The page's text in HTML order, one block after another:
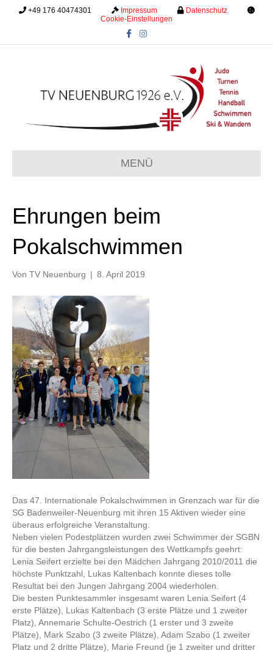
+49 176 40474301 Impressum Datenschutz
Cookie-Einstellungen
c
k
s
a
m
MENÜ
Ehrungen beim
Pokalschwimmen
Von TV Neuenburg | 8. April 2019
Das 47. Internationale Pokalschwimmen in Grenzach war für die
SG Badenweiler-Neuenburg mit ihren 15 Aktiven wieder eine
überaus erfolgreiche Veranstaltung.
Neben vielen Podestplätzen wurden zwei Schwimmer der SGBN
für die besten Jahrgangsleistungen des Wettkampfs geehrt:
Lenia Seifert erzielte bei den Mädchen Jahrgang 2010/2011 die
höchste Punktzahl, Lukas Kaltenbach konnte dieses tolle
Resultat bei den Jungen Jahrgang 2004 wiederholen.
Die besten Punktesammler insgesamt waren Lenia Seifert (4
erste Plätze), Lukas Kaltenbach (3 erste Plätze und 1 zweiter
Platz), Annemarie Schulte-Oestrich (1 erster und 3 zweite
Plätze), Mark Szabo (3 zweite Plätze), Adam Szabo (1 zweiter
Platz und 2 dritte Plätze), Marie Freund (je 1 zweiter und dritter